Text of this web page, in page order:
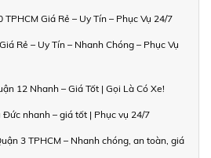
Giá Rẻ – Uy Tín – Phục Vụ 24/7
Rẻ – Uy Tín – Nhanh Chóng – Phục Vụ
12 Nhanh – Giá Tốt | Gọi Là Có Xe!
nhanh – giá tốt | Phục vụ 24/7
3 TPHCM – Nhanh chóng, an toàn, giá